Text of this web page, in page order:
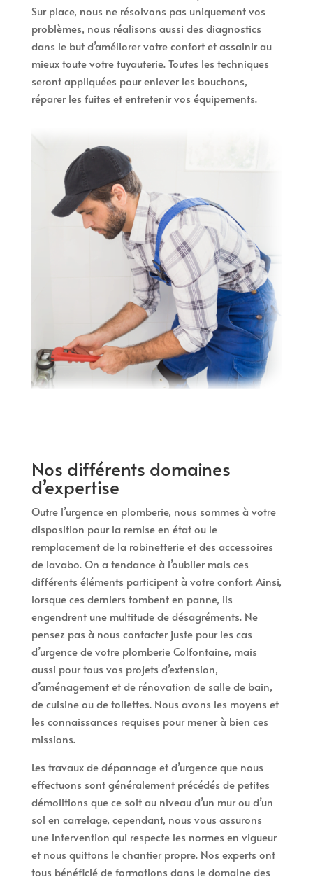
Sur place, nous ne résolvons pas uniquement vos
problèmes, nous réalisons aussi des diagnostics
dans le but d’améliorer votre confort et assainir au
mieux toute votre tuyauterie. Toutes les techniques
seront appliquées pour enlever les bouchons,
réparer les fuites et entretenir vos équipements.
Nos différents domaines
d’expertise
Outre l’urgence en plomberie, nous sommes à votre
disposition pour la remise en état ou le
remplacement de la robinetterie et des accessoires
de lavabo. On a tendance à l’oublier mais ces
différents éléments participent à votre confort. Ainsi,
lorsque ces derniers tombent en panne, ils
engendrent une multitude de désagréments. Ne
pensez pas à nous contacter juste pour les cas
d’urgence de votre plomberie Colfontaine, mais
aussi pour tous vos projets d’extension,
d’aménagement et de rénovation de salle de bain,
de cuisine ou de toilettes. Nous avons les moyens et
les connaissances requises pour mener à bien ces
missions.
Les travaux de dépannage et d’urgence que nous
effectuons sont généralement précédés de petites
démolitions que ce soit au niveau d’un mur ou d’un
sol en carrelage, cependant, nous vous assurons
une intervention qui respecte les normes en vigueur
et nous quittons le chantier propre. Nos experts ont
tous bénéficié de formations dans le domaine des